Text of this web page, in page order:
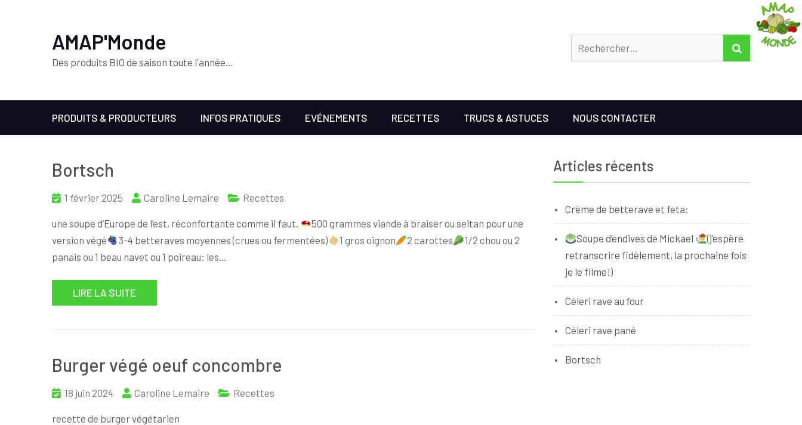
AMAP'Monde
Des produits BIO de saison toute l'année…
RECHERCHER
PRODUITS & PRODUCTEURS INFOS PRATIQUES EVÉNEMENTS RECETTES TRUCS & ASTUCES NOUS CONTACTER
Bortsch
1 février 2025 Caroline Lemaire Recettes
une soupe d’Europe de l’est, réconfortante comme il faut.
500 grammes viande à braiser ou seitan pour une
version végé
3-4 betteraves moyennes (crues ou fermentées) 1 gros oignon 2 carottes
1/2 chou ou 2
panais ou 1 beau navet ou 1 poireau: les…
LIRE LA SUITE
Burger végé oeuf concombre
18 juin 2024 Caroline Lemaire Recettes
recette de burger végétarien
Articles récents
Crème de betterave et feta:
Soupe d’endives de Mickael
(j’espère
retranscrire fidèlement, la prochaine fois
je le filme!)
Céleri rave au four
Céleri rave pané
Bortsch